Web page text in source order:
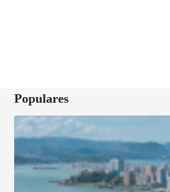
Populares